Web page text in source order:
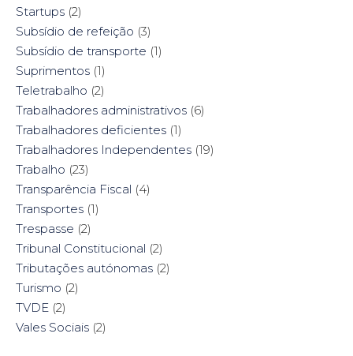
Startups (2)
Subsídio de refeição (3)
Subsídio de transporte (1)
Suprimentos (1)
Teletrabalho (2)
Trabalhadores administrativos (6)
Trabalhadores deficientes (1)
Trabalhadores Independentes (19)
Trabalho (23)
Transparência Fiscal (4)
Transportes (1)
Trespasse (2)
Tribunal Constitucional (2)
Tributações autónomas (2)
Turismo (2)
TVDE (2)
Vales Sociais (2)